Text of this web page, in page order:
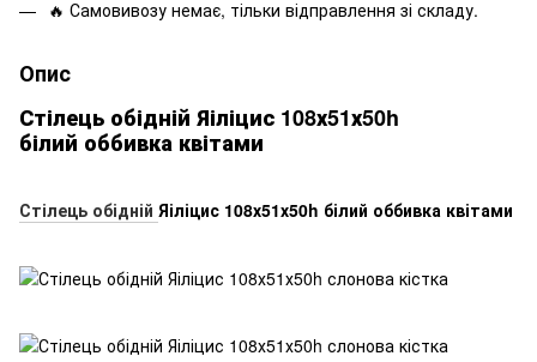
🔥 Самовивозу немає, тільки відправлення зі складу.
Опис
Стілець обідній Яіліцис 108х51х50h
білий оббивка квітами
Стілець обідній Яіліцис 108х51х50h білий оббивка квітами